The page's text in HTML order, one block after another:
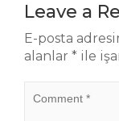
Leave a
E-posta
alanlar * ile